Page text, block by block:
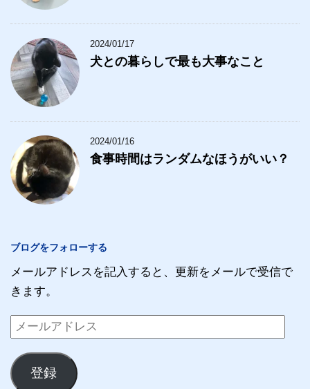
2024/01/17
犬との暮らしで最も大事なこと
2024/01/16
食事時間はランダムなほうがいい？
ブログをフォローする
メールアドレスを記入すると、更新をメールで受信で
きます。
メ
ー
ル
ア
登録